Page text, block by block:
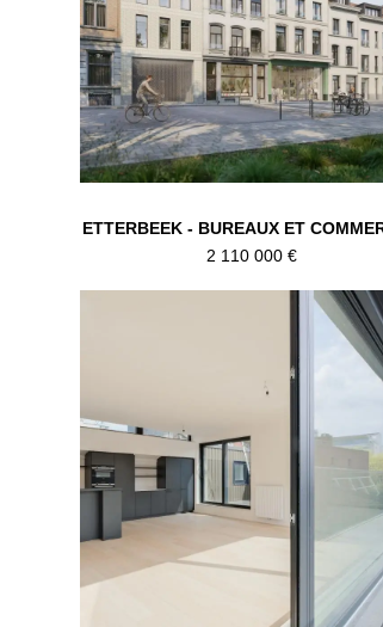
ETTERBEEK - BUREAUX ET
2 110 000 €